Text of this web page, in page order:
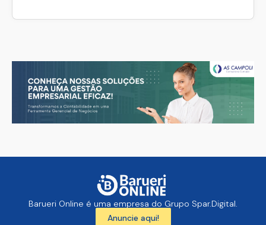
Barueri Online é uma empresa do Grupo Spar.Digital.
Anuncie aqui!